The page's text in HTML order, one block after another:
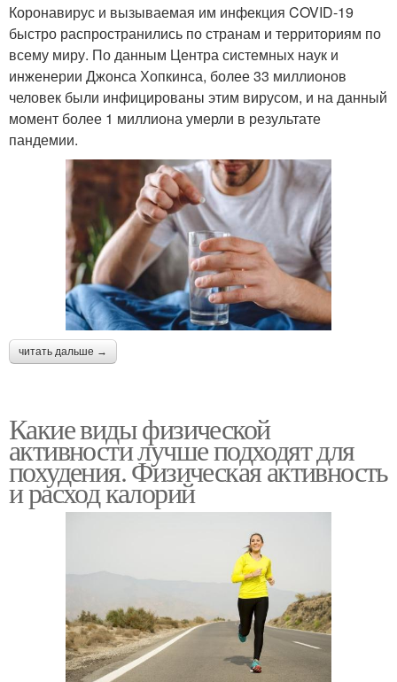
Коронавирус и вызываемая им инфекция COVID-19
быстро распространились по странам и территориям по
всему миру. По данным Центра системных наук и
инженерии Джонса Хопкинса, более 33 миллионов
человек были инфицированы этим вирусом, и на данный
момент более 1 миллиона умерли в результате
пандемии.
читать дальше →
Какие виды физической
активности лучше подходят для
похудения. Физическая активность
и расход калорий